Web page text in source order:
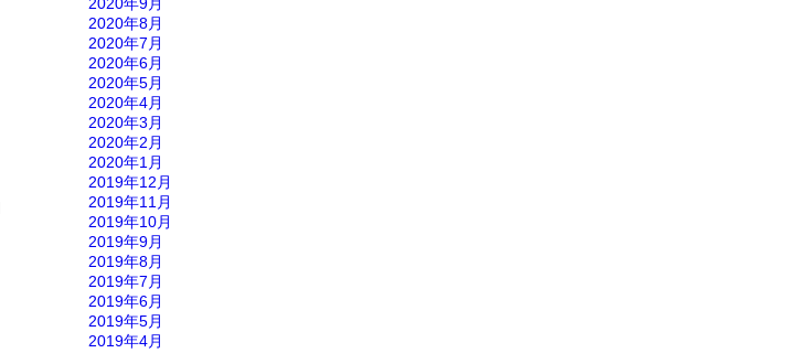
2020年8月
2020年7月
2020年6月
2020年5月
2020年4月
2020年3月
2020年2月
2020年1月
2019年12月
2019年11月
2019年10月
2019年9月
2019年8月
2019年7月
2019年6月
2019年5月
2019年4月